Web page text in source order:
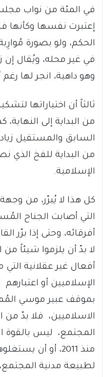
في المئة من نواب
إعتبرت نفسها وكأنها
الحكم، ولو بصورة
في غير محله، ويُقال إن
وهو داهية، انجر لها رغم
ثالثاً أن اختياراتها
من البداية إلى النهاية،
السابق والمستقيل
من البداية للفخ الذي
الإسلامية.
كل هذا لا يُبرّر، من
التي أصابت الجناح
أفرقائه، وحتى إذا برّر
لا بدّ أن يلزموا شيئاً من
أفعال غير عقلانية
الإسلاميين أو
بموقف عبير موسي
الاسلاميين، فلا بدّ من
المجتمع، ليس بالقوة
منذ 2011، أو أن
لطبيعة مدنية المجتمع،